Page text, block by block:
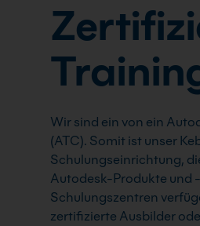
Wir sind ein von ein
(ATC). Somit ist unser
Schulungseinrichtung,
Autodesk-Produkte und
Schulungszentren
zertifizierte Ausbilder